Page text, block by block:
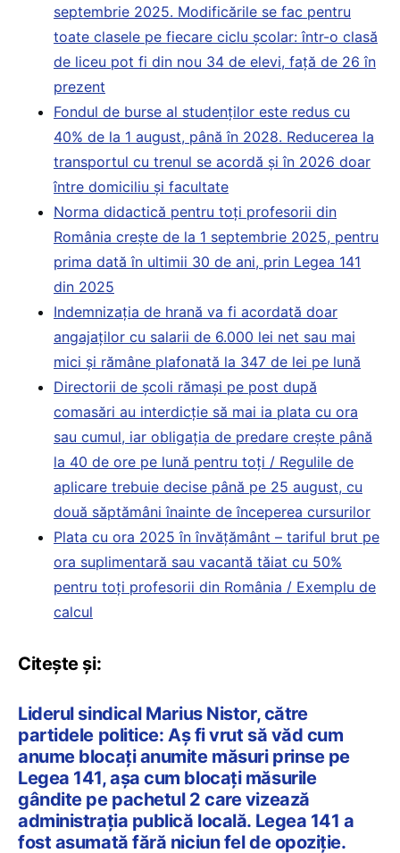
septembrie 2025. Modificările se fac pentru
toate clasele pe fiecare ciclu școlar: într-o clasă
de liceu pot fi din nou 34 de elevi, față de 26 în
prezent
Fondul de burse al studenților este redus cu
40% de la 1 august, până în 2028. Reducerea la
transportul cu trenul se acordă și în 2026 doar
între domiciliu și facultate
Norma didactică pentru toți profesorii din
România crește de la 1 septembrie 2025, pentru
prima dată în ultimii 30 de ani, prin Legea 141
din 2025
Indemnizația de hrană va fi acordată doar
angajaților cu salarii de 6.000 lei net sau mai
mici și rămâne plafonată la 347 de lei pe lună
Directorii de școli rămași pe post după
comasări au interdicție să mai ia plata cu ora
sau cumul, iar obligația de predare crește până
la 40 de ore pe lună pentru toți / Regulile de
aplicare trebuie decise până pe 25 august, cu
două săptămâni înainte de începerea cursurilor
Plata cu ora 2025 în învățământ – tariful brut pe
ora suplimentară sau vacantă tăiat cu 50%
pentru toți profesorii din România / Exemplu de
calcul
Citește și:
Liderul sindical Marius Nistor, către
partidele politice: Aș fi vrut să văd cum
anume blocați anumite măsuri prinse pe
Legea 141, așa cum blocați măsurile
gândite pe pachetul 2 care vizează
administrația publică locală. Legea 141 a
fost asumată fără niciun fel de opoziție.